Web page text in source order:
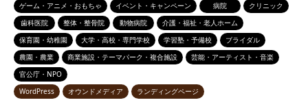
ゲーム・アニメ・おもちゃ
イベント・キャンペーン 病院
クリニック
歯科医院
整体・整骨院 動物病院
介護・福祉・老人ホーム
保育園・幼稚園
大学・高校・専門学校 学習塾・予備校
ブライダル
農園・農業
商業施設・テーマパーク・複合施設
芸能・アーティスト・音楽
官公庁・NPO
WordPress
オウンドメディア ランディングページ